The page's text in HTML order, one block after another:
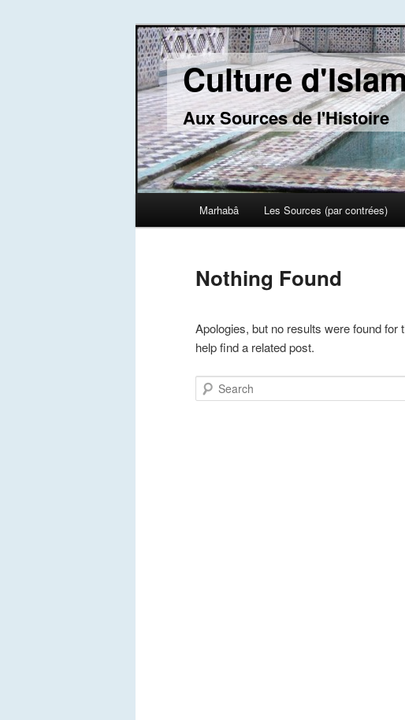
Culture
Aux Sources de l'Histoire
Skip to primary content
Skip to secondary content
Marhabâ Les Sources (par contrées)
Nothing Found
Apologies, but no results were found
help find a related post.
Search